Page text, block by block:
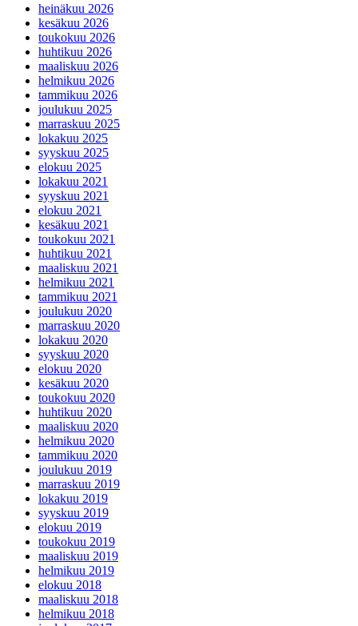
heinäkuu 2026
kesäkuu 2026
toukokuu 2026
huhtikuu 2026
maaliskuu 2026
helmikuu 2026
tammikuu 2026
joulukuu 2025
marraskuu 2025
lokakuu 2025
syyskuu 2025
elokuu 2025
lokakuu 2021
syyskuu 2021
elokuu 2021
kesäkuu 2021
toukokuu 2021
huhtikuu 2021
maaliskuu 2021
helmikuu 2021
tammikuu 2021
joulukuu 2020
marraskuu 2020
lokakuu 2020
syyskuu 2020
elokuu 2020
kesäkuu 2020
toukokuu 2020
huhtikuu 2020
maaliskuu 2020
helmikuu 2020
tammikuu 2020
joulukuu 2019
marraskuu 2019
lokakuu 2019
syyskuu 2019
elokuu 2019
toukokuu 2019
maaliskuu 2019
helmikuu 2019
elokuu 2018
maaliskuu 2018
helmikuu 2018